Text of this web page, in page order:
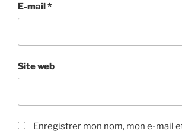
E-mail*
Site web
Enregistrer mon nom, mon e-mail